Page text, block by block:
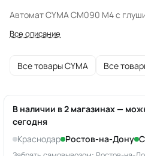
Автомат CYMA CM090 M4 с
Все описание
Все товары CYMA Все
В наличии в 2 магазинах —
сегодня
Краснодар Ростов-на-Дону